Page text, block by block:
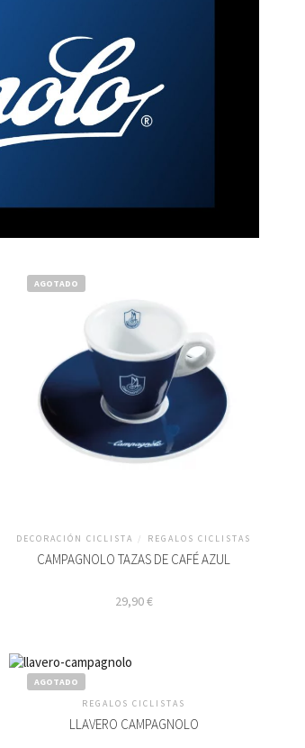
AGOTADO
DECORACIÓN CICLISTA / REGALOS CICLISTAS
CAMPAGNOLO TAZAS DE CAFÉ AZUL
29,90€
AGOTADO
REGALOS CICLISTAS
LLAVERO CAMPAGNOLO